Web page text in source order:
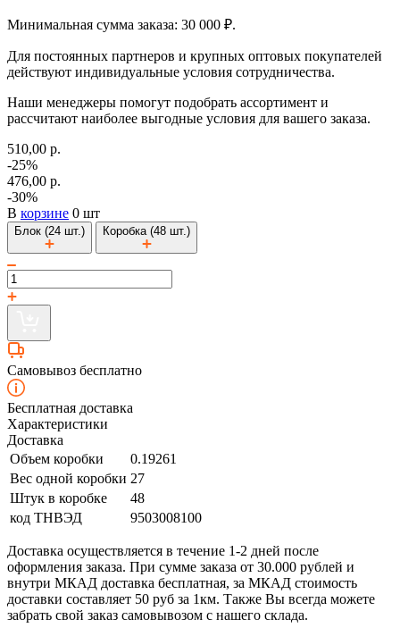
Минимальная сумма заказа: 30 000 ₽.
Для постоянных партнеров и крупных оптовых покупателей
действуют индивидуальные условия сотрудничества.
Наши менеджеры помогут подобрать ассортимент и
рассчитают наиболее выгодные условия для вашего заказа.
510,00 р.
-25%
476,00 р.
-30%
В корзине 0 шт
Блок (24 шт.) Коробка (48 шт.)
Самовывоз бесплатно
Бесплатная доставка
Характеристики
Доставка
Объем коробки
0.19261
Вес одной коробки 27
Штук в коробке
48
код ТНВЭД
9503008100
Доставка осуществляется в течение 1-2 дней после
оформления заказа. При сумме заказа от 30.000 рублей и
внутри МКАД доставка бесплатная, за МКАД стоимость
доставки составляет 50 руб за 1км. Также Вы всегда можете
забрать свой заказ самовывозом с нашего склада.